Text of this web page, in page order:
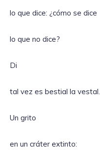
lo que dice: ¿cómo se dice
lo que no dice?
Di
tal vez es bestial la vestal.
Un grito
en un cráter extinto: